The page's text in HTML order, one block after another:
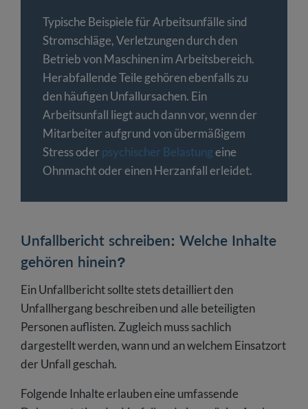
Typische Beispiele für Arbeitsunfälle sind
Stromschläge, Verletzungen durch den
Betrieb von Maschinen im Arbeitsbereich.
Herabfallende Teile gehören ebenfalls zu
den häufigen Unfallursachen. Ein
Arbeitsunfall liegt auch dann vor, wenn der
Mitarbeiter aufgrund von übermäßigem
Stress oderpsychischer Belastungeine
Ohnmacht oder einen Herzanfall erleidet.
Unfallbericht schreiben: Welche Inhalte
gehören hinein?
Ein Unfallbericht sollte stets detailliert den
Unfallhergang beschreiben und alle beteiligten
Personen auflisten. Zugleich muss sachlich
dargestellt werden, wann und an welchem Einsatzort
der Unfall geschah.
Folgende Inhalte erlauben eine umfassende